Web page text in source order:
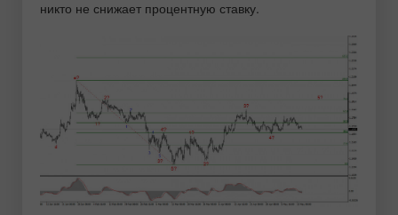
никто не снижает процентную ставку.